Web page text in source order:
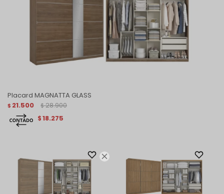

Placard MAGNATTA GLASS
$ 21.500 $ 28.900
$18.275